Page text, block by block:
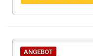
ANGEBOT